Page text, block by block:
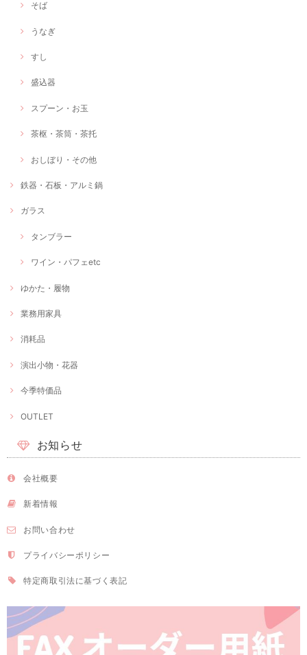
そば
うなぎ
すし
盛込器
スプーン・お玉
茶枢・茶筒・茶托
おしぼり・その他
鉄器・石板・アルミ鍋
ガラス
タンブラー
ワイン・パフェetc
ゆかた・履物
業務用家具
消耗品
演出小物・花器
今季特価品
OUTLET
お知らせ
会社概要
新着情報
お問い合わせ
プライバシーポリシー
特定商取引法に基づく表記